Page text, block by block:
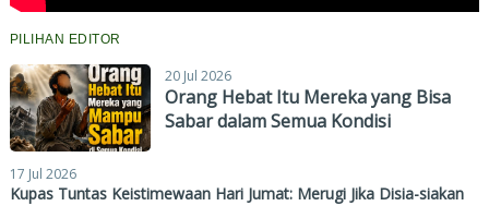
PILIHAN EDITOR
20 Jul 2026
Orang Hebat Itu Mereka yang Bisa
Sabar dalam Semua Kondisi
17 Jul 2026
Kupas Tuntas Keistimewaan Hari Jumat: Merugi Jika Disia-siakan